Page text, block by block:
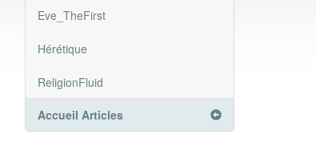
Eve_TheFirst
Hérétique
ReligionFluid
Accueil Articles